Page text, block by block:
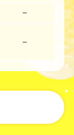
ー
ー